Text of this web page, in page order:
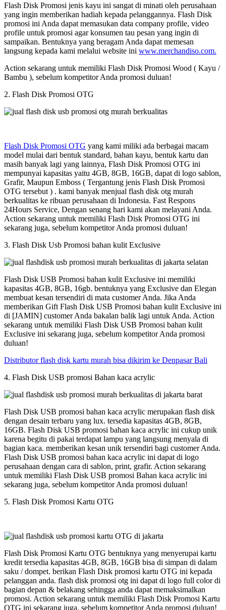
Flash Disk Promosi jenis kayu ini sangat di minati oleh perusahaan
yang ingin memberikan hadiah kepada pelanggannya. Flash Disk
promosi ini Anda dapat memasukan data company profile, video
profile untuk promosi agar konsumen tau pesan yang ingin di
sampaikan. Bentuknya yang beragam Anda dapat memesan
langsung kepada kami melalui website ini www.merchandiso.com.
Action sekarang untuk memiliki Flash Disk Promosi Wood ( Kayu /
Bambu ), sebelum kompetitor Anda promosi duluan!
2. Flash Disk Promosi OTG
Flash Disk Promosi OTG yang kami miliki ada berbagai macam
model mulai dari bentuk standard, bahan kayu, bentuk kartu dan
masih banyak lagi yang lainnya, Flash Disk Promosi OTG ini
mempunyai kapasitas yaitu 4GB, 8GB, 16GB, dapat di logo sablon,
Grafir, Maupun Emboss ( Tergantung jenis Flash Disk Promosi
OTG tersebut ) . kami banyak menjual flash disk otg murah
berkualitas ke ribuan perusahaan di Indonesia. Fast Respons
24Hours Service, Dengan senang hari kami akan melayani Anda.
Action sekarang untuk memiliki Flash Disk Promosi OTG ini
sekarang juga, sebelum kompetitor Anda promosi duluan!
3. Flash Disk Usb Promosi bahan kulit Exclusive
Flash Disk USB Promosi bahan kulit Exclusive ini memiliki
kapasitas 4GB, 8GB, 16gb. bentuknya yang Exclusive dan Elegan
membuat kesan tersendiri di mata customer Anda. Jika Anda
memberikan Gift Flash Disk USB Promosi bahan kulit Exclusive ini
di [JAMIN] customer Anda bakalan balik lagi untuk Anda. Action
sekarang untuk memiliki Flash Disk USB Promosi bahan kulit
Exclusive ini sekarang juga, sebelum kompetitor Anda promosi
duluan!
Distributor flash disk kartu murah bisa dikirim ke Denpasar Bali
4. Flash Disk USB promosi Bahan kaca acrylic
Flash Disk USB promosi bahan kaca acrylic merupakan flash disk
dengan desain terbaru yang lux. tersedia kapasitas 4GB, 8GB,
16GB. Flash Disk USB promosi bahan kaca acrylic ini cukup unik
karena begitu di pakai terdapat lampu yang langsung menyala di
bagian kaca. memberikan kesan unik tersendiri bagi customer Anda.
Flash Disk USB promosi bahan kaca acrylic ini dapat di logo
perusahaan dengan cara di sablon, print, grafir. Action sekarang
untuk memiliki Flash Disk USB promosi Bahan kaca acrylic ini
sekarang juga, sebelum kompetitor Anda promosi duluan!
5. Flash Disk Promosi Kartu OTG
Flash Disk Promosi Kartu OTG bentuknya yang menyerupai kartu
kredit tersedia kapasitas 4GB, 8GB, 16GB bisa di simpan di dalam
saku / dompet. berikan Flash Disk promosi kartu OTG ini kepada
pelanggan anda. flash disk promosi otg ini dapat di logo full color di
bagian depan & belakang sehingga anda dapat memaksimalkan
promosi. Action sekarang untuk memiliki Flash Disk Promosi Kartu
OTG ini sekarang juga, sebelum kompetitor Anda promosi duluan!